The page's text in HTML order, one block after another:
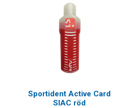
Sportident Active Card
SIAC röd